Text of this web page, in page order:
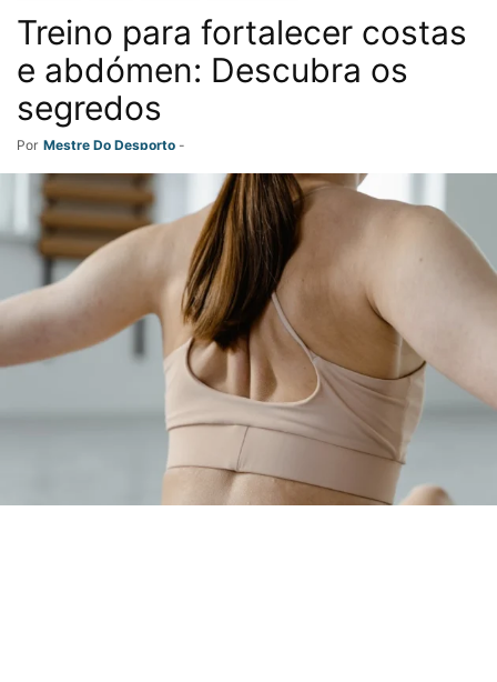
Treino para fortalecer costas
e abdómen: Descubra os
segredos
Por Mestre Do Desporto -